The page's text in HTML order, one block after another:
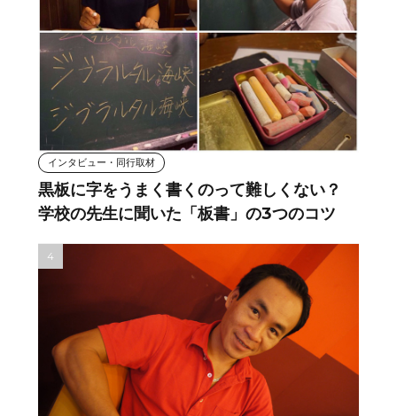
インタビュー・同行取材
黒板に字をうまく書くのって難しくない？
学校の先生に聞いた「板書」の3つのコツ